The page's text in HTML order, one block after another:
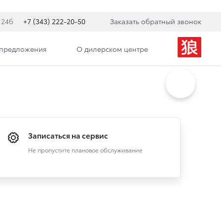
+7 (343) 222-20-50 Заказать обратный звонок
О дилерском центре
Записаться на сервис
Не пропустите плановое обслуживание